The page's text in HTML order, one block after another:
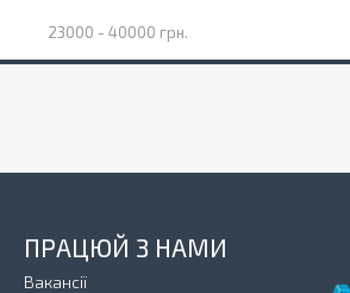
23000 - 40000 грн.
ПРАЦЮЙ З НАМИ
Вакансії